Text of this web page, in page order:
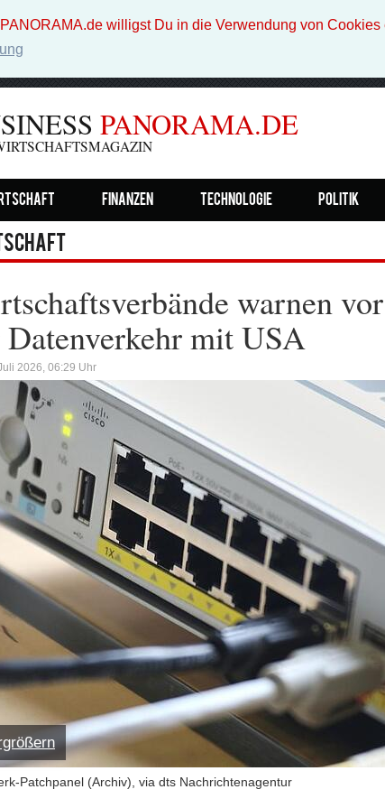
willigst Du in die Verwendung von
PANORAMA.DE
Finanzen Technologie Politik
warnen
mit USA
2026, 06:29 Uhr
Patchpanel (Archiv), via dts Nachrichtenagentur